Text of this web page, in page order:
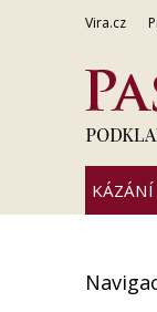
Vira.cz
KÁZÁNÍ